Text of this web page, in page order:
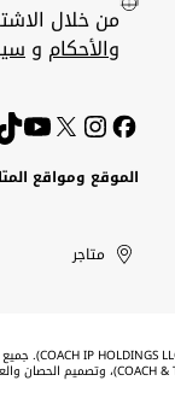
من خلال
والأحكام و
الموقع ومواقع
United
Arab
Kuwait
الإمارات
العربية
الكويت
متاجر